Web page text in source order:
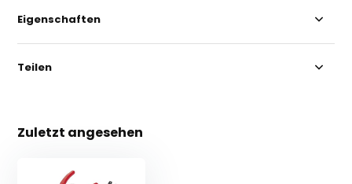
Eigenschaften
Teilen
Zuletzt angesehen